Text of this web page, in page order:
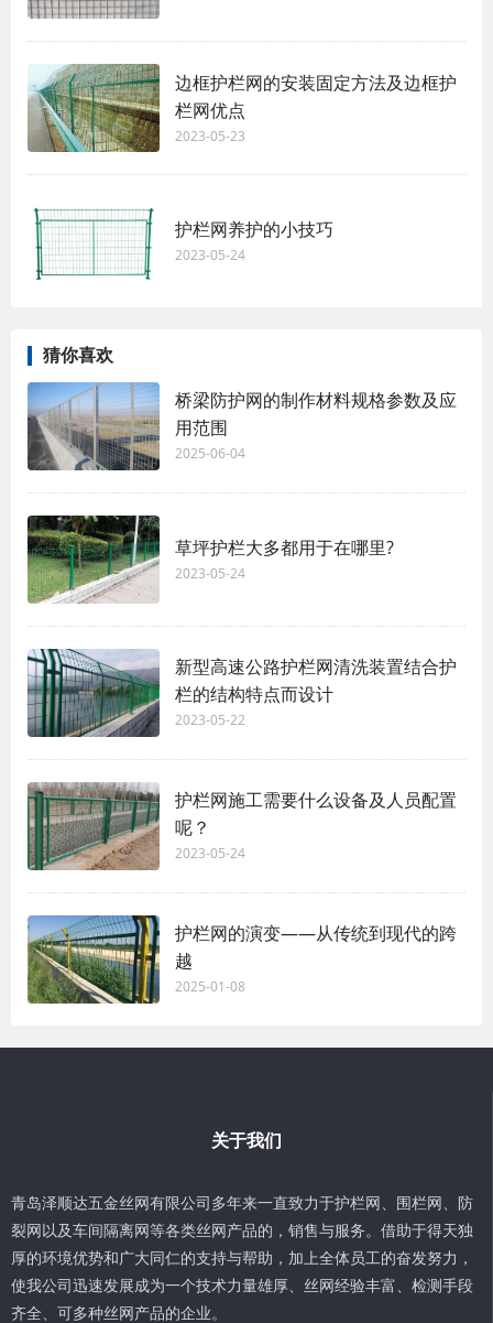
边框护栏网的安装固定方法及边框护
栏网优点
2023-05-23
护栏网养护的小技巧
2023-05-24
猜你喜欢
桥梁防护网的制作材料规格参数及应
用范围
2025-06-04
草坪护栏大多都用于在哪里?
2023-05-24
新型高速公路护栏网清洗装置结合护
栏的结构特点而设计
2023-05-22
护栏网施工需要什么设备及人员配置
呢？
2023-05-24
护栏网的演变——从传统到现代的跨
越
2025-01-08
关于我们
青岛泽顺达五金丝网有限公司多年来一直致力于护栏网、围栏网、防
裂网以及车间隔离网等各类丝网产品的，销售与服务。借助于得天独
厚的环境优势和广大同仁的支持与帮助，加上全体员工的奋发努力，
使我公司迅速发展成为一个技术力量雄厚、丝网经验丰富、检测手段
齐全、可多种丝网产品的企业。